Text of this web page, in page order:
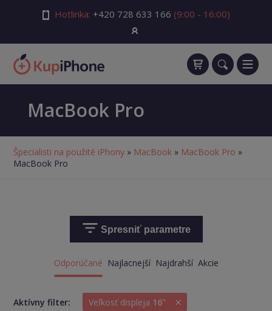
Hotlinka: +420 728 633 166 (9:00 - 16:00)
MacBook Pro
Špecialisti na použité iPhony » MacBook » MacBook Pro »
MacBook Pro
Spresniť parametre
Odporúčané Najlacnejší Najdrahší Akcie
Aktívny filter: Veľkosť displeja 16'' ×